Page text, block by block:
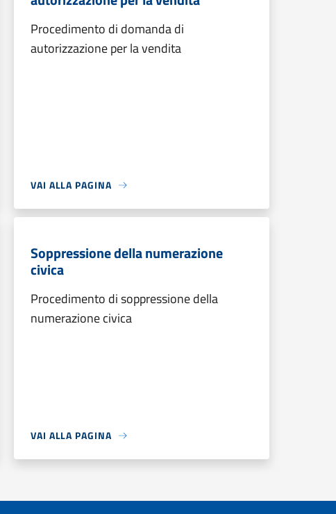
Procedimento di domanda di
autorizzazione per la vendita
VAI ALLA PAGINA
Soppressione della numerazione
civica
Procedimento di soppressione della
numerazione civica
VAI ALLA PAGINA